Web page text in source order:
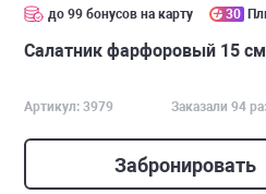
до 99 бонусов на карту 30
Салатник фарфоровый 15
Артикул: 3979 Заказали 94
Забронировать